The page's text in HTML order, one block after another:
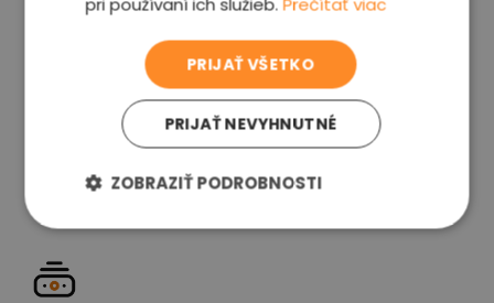
voľba
Garancia spokojnosti
Pokiaľ nebudete s našou prácou spokojní,
PRIJAŤ VŠETKO
PRIJAŤ NEVYHNUTNÉ
ZOBRAZIŤ PODROBNOSTI